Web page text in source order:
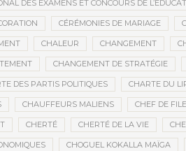
DES EXAMENS ET CONCOURS DE
CÉRÉMONIES DE MARIAGE
CHALEUR CHANGEMENT
CHANGEMENT DE STRATÉGIE
DES PARTIS POLITIQUES CHARTE DU
CHAUFFEURS MALIENS CHEF DE
CHERTÉ CHERTÉ DE LA VIE
CHOGUEL KOKALLA MAÏGA